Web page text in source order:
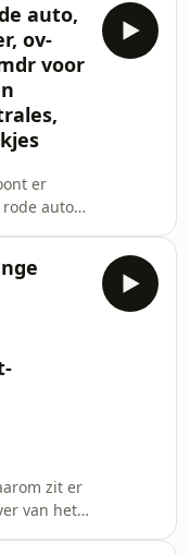
tegen
van
auto,
ov-
voor
auto
de
wel
voor
duurt
te
van het